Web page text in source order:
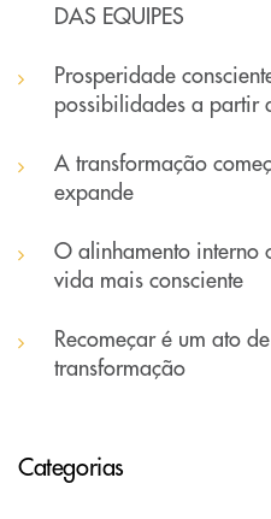
DAS EQUIPES
Prosperidade
possibilidades a partir
A transformação
expande
O alinhamento interno
vida mais consciente
Recomeçar é um ato
transformação
Categorias